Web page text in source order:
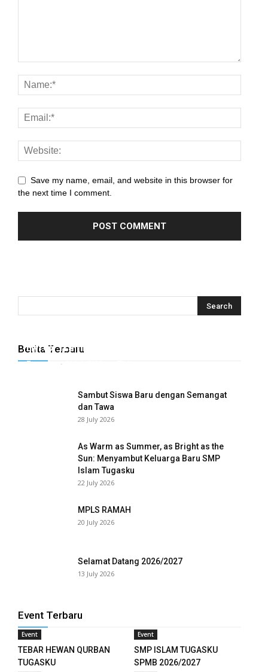
Save my name, email, and website in this browser for
the next time I comment.
Berita Terbaru
Hyrox Training x Extracuriculer Exhabition
Tugasku -
Sambut Siswa Baru dengan Semangat
dan Tawa
28 July 2026
As Warm as Summer, as Bright as the
Sun: Menyambut Keluarga Baru SMP
Islam Tugasku
22 July 2026
MPLS RAMAH
20 July 2026
Selamat Datang 2026/2027
13 July 2026
Event Terbaru
Event
TEBAR HEWAN QURBAN
TUGASKU
Event
SMP ISLAM TUGASKU
SPMB 2026/2027